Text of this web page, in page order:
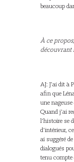
beaucoup
À ce
découvrant
AJ: J’ai dit à
afin que
une
Quand j’ai
l’histoire se
d’intérieur,
ai suggéré
dialogués
tenu compte